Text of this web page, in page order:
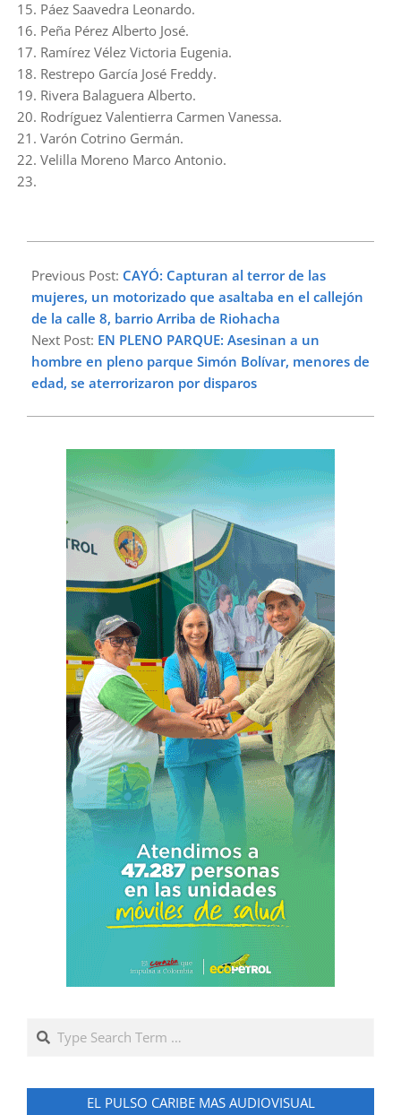
Páez Saavedra Leonardo.
Peña Pérez Alberto José.
Ramírez Vélez Victoria Eugenia.
Restrepo García José Freddy.
Rivera Balaguera Alberto.
Rodríguez Valentierra Carmen Vanessa.
Varón Cotrino Germán.
Velilla Moreno Marco Antonio.
08-
13
Previous Post: CAYÓ: Capturan al terror de las
mujeres, un motorizado que asaltaba en el callejón
de la calle 8, barrio Arriba de Riohacha
Next Post: EN PLENO PARQUE: Asesinan a un
hombre en pleno parque Simón Bolívar, menores de
edad, se aterrorizaron por disparos
Search
EL PULSO CARIBE MAS AUDIOVISUAL